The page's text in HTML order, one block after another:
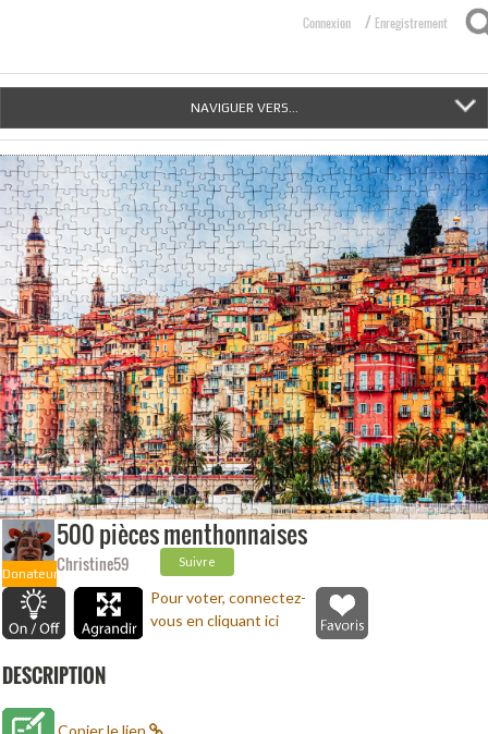
Connexion / Enregistrement
NAVIGUER VERS...
Donateur
500 pièces menthonnaises
Christine59 Suivre
Pour voter, connectez-
vous en cliquant ici
DESCRIPTION
Copier le lien